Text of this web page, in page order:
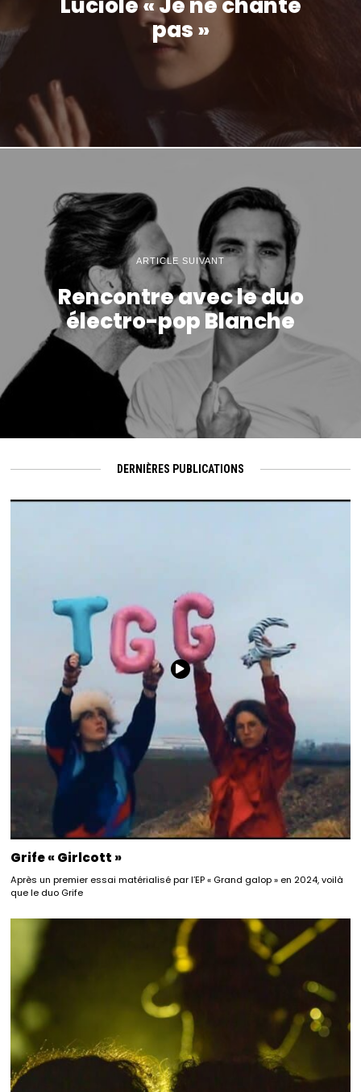
pas »
ARTICLE SUIVANT
Rencontre avec le duo
électro-pop Blanche
DERNIÈRES PUBLICATIONS
Grife « Girlcott »
Après un premier essai matérialisé par l’EP « Grand galop » en 2024, voilà
que le duo Grife